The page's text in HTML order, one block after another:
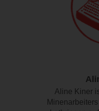
Aline Kiner